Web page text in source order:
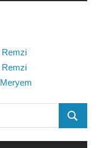
Remzi
Remzi
Meryem
SEARCH